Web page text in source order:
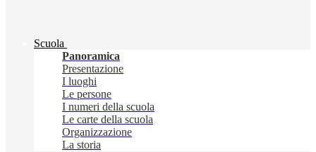
Scuola
Panoramica
Presentazione
I luoghi
Le persone
I numeri della scuola
Le carte della scuola
Organizzazione
La storia